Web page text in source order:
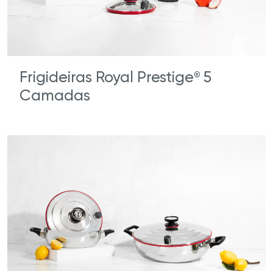
Frigideiras Royal Prestige® 5
Camadas